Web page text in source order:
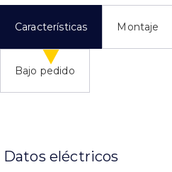
Características Montaje
Bajo pedido
Datos eléctricos